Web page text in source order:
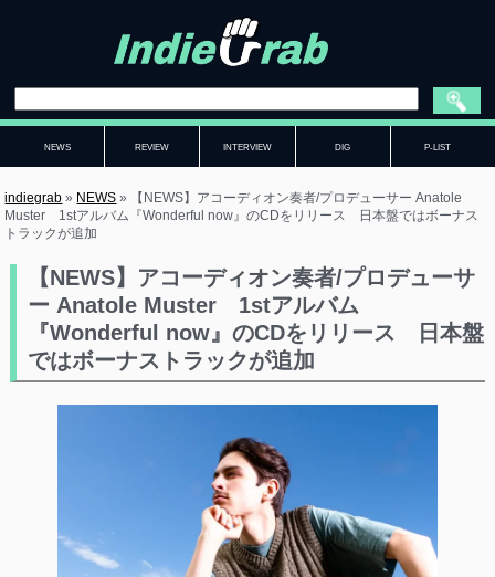
NEWS REVIEW INTERVIEW DIG P-LIST
indiegrab » NEWS »
【NEWS】アコーディオン奏者/プロデューサー Anatole
Muster 1stアルバム『Wonderful now』のCDをリリース 日本盤ではボーナス
トラックが追加
【NEWS】アコーディオン奏者/プロデューサ
ー Anatole Muster 1stアルバム
『Wonderful now』のCDをリリース 日本盤
ではボーナストラックが追加